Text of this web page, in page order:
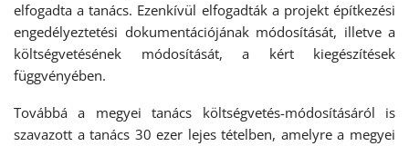
elfogadta a tanács. Ezenkívül elfogadták a projekt építkezési
engedélyeztetési dokumentációjának módosítását, illetve a
költségvetésének módosítását, a kért kiegészítések
függvényében.
Továbbá a megyei tanács költségvetés-módosításáról is
szavazott a tanács 30 ezer lejes tételben, amelyre a megyei